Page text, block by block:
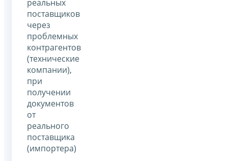
реальных
поставщиков
через
проблемных
контрагентов
(технические
компании),
при
получении
документов
от
реального
поставщика
(импортера)